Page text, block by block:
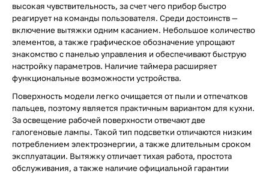
высокая чувствительность, за счет чего прибор быстро
реагирует на команды пользователя. Среди достоинств —
включение вытяжки одним касанием. Небольшое количество
элементов, а также графическое обозначение упрощают
знакомство с панелью управления и обеспечивают быструю
настройку параметров. Наличие таймера расширяет
функциональные возможности устройства.
Поверхность модели легко очищается от пыли и отпечатков
пальцев, поэтому является практичным вариантом для кухни.
За освещение рабочей поверхности отвечают две
галогеновые лампы. Такой тип подсветки отличаются низким
потреблением электроэнергии, а также длительным сроком
эксплуатации. Вытяжку отличает тихая работа, простота
обслуживания, а также наличие официальной гарантии